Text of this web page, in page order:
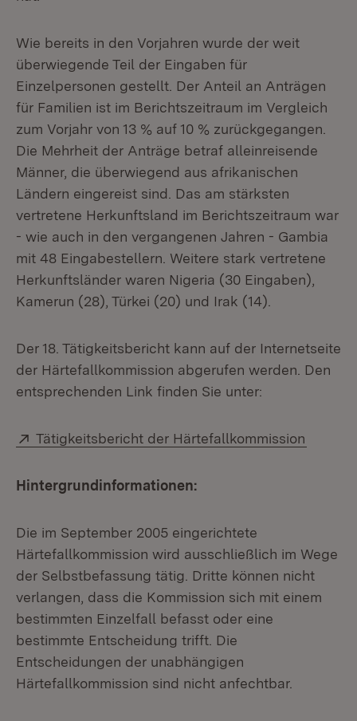
Wie bereits in den Vorjahren wurde der weit
überwiegende Teil der Eingaben für
Einzelpersonen gestellt. Der Anteil an Anträgen
für Familien ist im Berichtszeitraum im Vergleich
zum Vorjahr von 13 % auf 10 % zurückgegangen.
Die Mehrheit der Anträge betraf alleinreisende
Männer, die überwiegend aus afrikanischen
Ländern eingereist sind. Das am stärksten
vertretene Herkunftsland im Berichtszeitraum war
- wie auch in den vergangenen Jahren - Gambia
mit 48 Eingabestellern. Weitere stark vertretene
Herkunftsländer waren Nigeria (30 Eingaben),
Kamerun (28), Türkei (20) und Irak (14).
Der 18. Tätigkeitsbericht kann auf der Internetseite
der Härtefallkommission abgerufen werden. Den
entsprechenden Link finden Sie unter:
Extern:
Tätigkeitsbericht der Härtefallkommission
Hintergrundinformationen:
Die im September 2005 eingerichtete
Härtefallkommission wird ausschließlich im Wege
der Selbstbefassung tätig. Dritte können nicht
verlangen, dass die Kommission sich mit einem
bestimmten Einzelfall befasst oder eine
bestimmte Entscheidung trifft. Die
Entscheidungen der unabhängigen
Härtefallkommission sind nicht anfechtbar.